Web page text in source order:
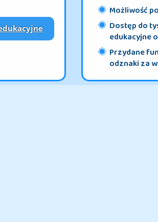
oraz
pisania,
Możliwość
Dostęp do
edukacyjne
Przydane
odznaki za